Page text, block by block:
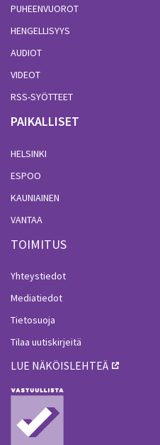
PUHEENVUOROT
HENGELLISYYS
AUDIOT
VIDEOT
RSS-SYÖTTEET
PAIKALLISET
HELSINKI
ESPOO
KAUNIAINEN
VANTAA
TOIMITUS
Yhteystiedot
Mediatiedot
Tietosuoja
Tilaa uutiskirjeitä
LUE NÄKÖISLEHTEÄ